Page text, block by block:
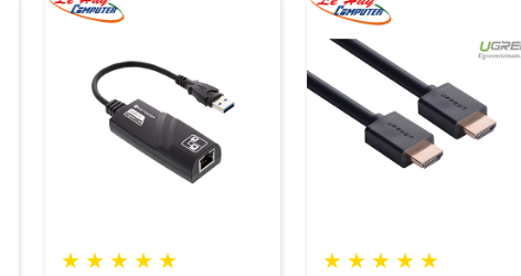
★ ★ ★ ★ ★ ★ ★ ★ ★ ★